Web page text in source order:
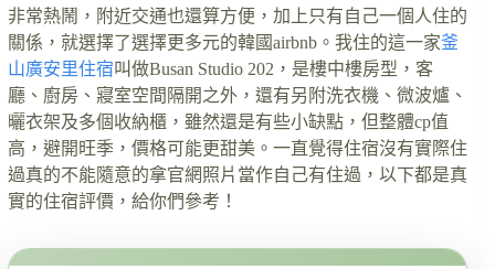
非常熱鬧，附近交通也還算方便，加上只有自己一個人住的
關係，就選擇了選擇更多元的韓國airbnb。我住的這一家釜
山廣安里住宿叫做Busan Studio 202，是樓中樓房型，客
廳、廚房、寢室空間隔開之外，還有另附洗衣機、微波爐、
曬衣架及多個收納櫃，雖然還是有些小缺點，但整體cp值
高，避開旺季，價格可能更甜美。一直覺得住宿沒有實際住
過真的不能隨意的拿官網照片當作自己有住過，以下都是真
實的住宿評價，給你們參考！